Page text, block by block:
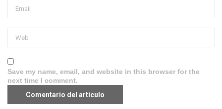
Save my name, email, and website in this browser for the
next time I comment.